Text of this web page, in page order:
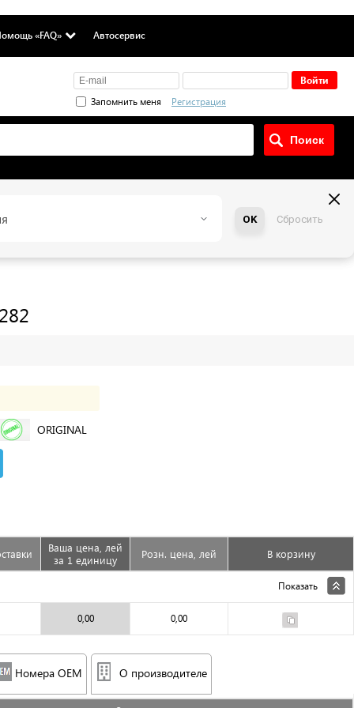
«FAQ» Автосервис
Запомнить меня Регистрация
OK Сбросить
ORIGINAL
Ваша цена, лей
за 1 единицу
Розн. цена, лей В корзину
Показать
0,00 0,00
Номера OEM О производителе